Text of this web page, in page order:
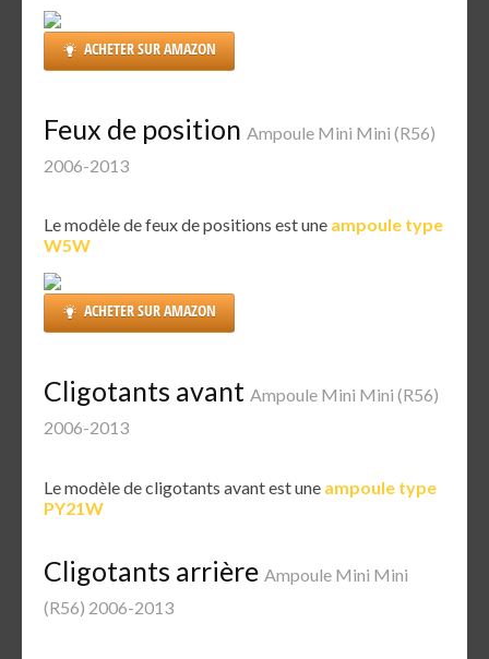
ACHETER SUR AMAZON
Feux de position Ampoule Mini Mini (R56)
2006-2013
Le modèle de feux de positions est une ampoule type
W5W
ACHETER SUR AMAZON
Cligotants avant Ampoule Mini Mini (R56)
2006-2013
Le modèle de cligotants avant est une ampoule type
PY21W
Cligotants arrière Ampoule Mini Mini
(R56) 2006-2013